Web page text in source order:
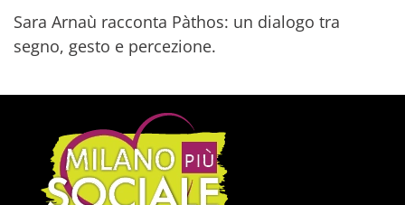
Sara Arnaù racconta Pàthos: un dialogo tra
segno, gesto e percezione.